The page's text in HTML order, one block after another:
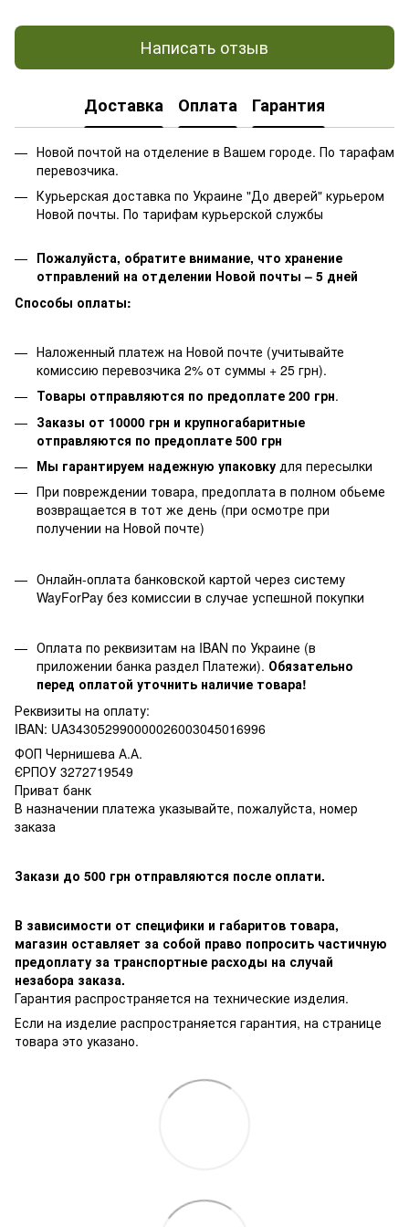
Написать отзыв
Доставка Оплата Гарантия
Новой почтой на отделение в Вашем городе. По тарафам
перевозчика.
Курьерская доставка по Украине "До дверей" курьером
Новой почты. По тарифам курьерской службы
Пожалуйста, обратите внимание, что хранение
отправлений на отделении Новой почты – 5 дней
Способы оплаты:
Наложенный платеж на Новой почте (учитывайте
комиссию перевозчика 2% от суммы + 25 грн).
Товары отправляются по предоплате 200 грн.
Заказы от 10000 грн и крупногабаритные
отправляются по предоплате 500 грн
Мы гарантируем надежную упаковку для пересылки
При повреждении товара, предоплата в полном обьеме
возвращается в тот же день (при осмотре при
получении на Новой почте)
Онлайн-оплата банковской картой через систему
WayForPay без комиссии в случае успешной покупки
Оплата по реквизитам на IBAN по Украине (в
приложении банка раздел Платежи). Обязательно
перед оплатой уточнить наличие товара!
Реквизиты на оплату:
IBAN: UA343052990000026003045016996
ФОП Чернишева А.А.
ЄРПОУ 3272719549
Приват банк
В назначении платежа указывайте, пожалуйста, номер
заказа
Закази до 500 грн отправляются после оплати.
В зависимости от специфики и габаритов товара,
магазин оставляет за собой право попросить частичную
предоплату за транспортные расходы на случай
незабора заказа.
Гарантия распространяется на технические изделия.
Если на изделие распространяется гарантия, на странице
товара это указано.